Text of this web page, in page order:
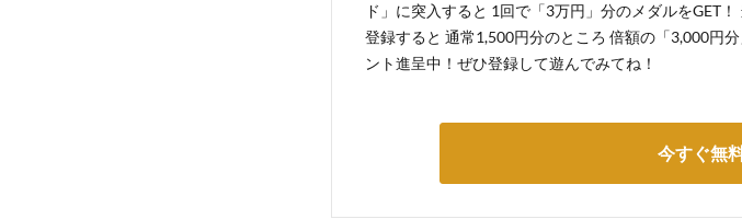
ド」に突入すると 1回で「3万円」分のメダルをGET！
登録すると 通常1,500円分のところ 倍額の「3,000円
ント進呈中！ぜひ登録して遊んでみてね！
今すぐ無